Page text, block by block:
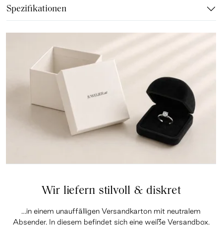
Spezifikationen
Wir liefern stilvoll & diskret
…in einem unauffälligen Versandkarton mit neutralem
Absender. In diesem befindet sich eine weiße Versandbox.